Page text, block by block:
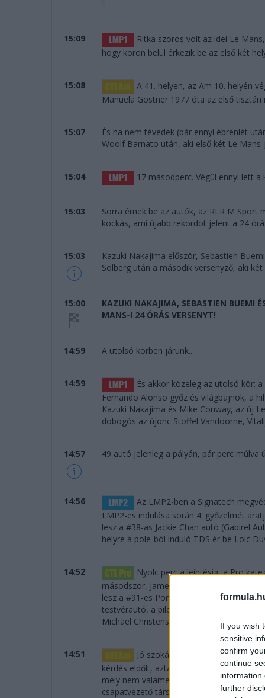
If you wish
sensitive
confirm
continue
information
further
15:09
Ritka szoros volt az idei Le
hogy körön belül érkezik be az első két
15:08
A 41. helyen, az Am 10. helyén
Manuela Gostner 1977 óta az első
15:07
És ha nem tévedek (bár ennyi ébrenlét
Woolf Barnato után, aki első két Le
15:04 17 másodperc. Végül ennyi lett
15:03
Sorra érnek be az autók, az RLR M
kockás, ami újabb rekordot jelent a 24
15:03
Kazuki Nakajima először, Sebastien
Solberg után a második versenyző, aki
15:00
KAZUKI NAKAJIMA, SEBASTIEN BUEMI
MANS-I 24 ÓRÁS VERSENYT!
14:59 A utolsó körben járunk...
14:59
És akkor közeleg az utolsó kör:
Fernando Alonso győz és világbajnok, a
Kazuki Nakajima és Mike Conway, az új
dobogós az újonc Stoffel Vandoorne,
14:57 49 autó jelenleg a pályán, pár perc múlva
14:56
Az LMP2-ben a Signatech
LMP2-es indulása során 4. győzelmét
lesz a #38-as Jackie Chan autó (Gabirel
helyre a pole-ból induló TDS ér be Loic
14:52
Nyolc perc a leintésig, a Pro
másodszor, James Calado és Alessandro
lesz a #91-es Porsche, a volánnal
testvérautó, a pilóták Bamber, Tandy és
Michael Christensen nyeri.
14:51
Jó szokásunkhoz híven
kérdés eldőlt, aztán legföljebb
mely nem valamely bajnokságból,
csapatvezető társai Jeroen Bleekemolen